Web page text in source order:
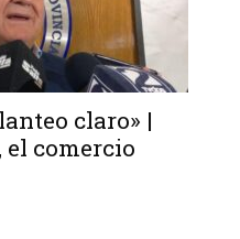
claro» |
el comercio